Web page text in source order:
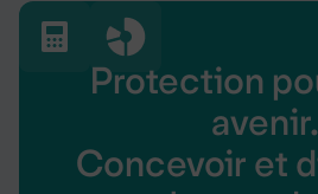
Protection
avenir.
Concevoir et